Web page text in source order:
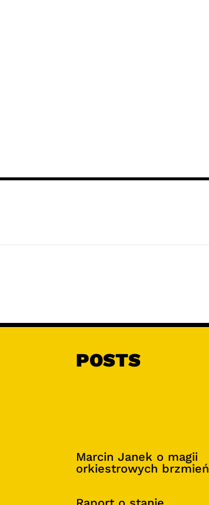
POSTS
Marcin Janek o magii
orkiestrowych brzmień